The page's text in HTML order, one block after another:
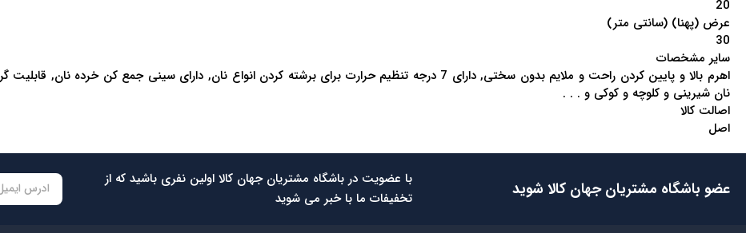
20
عرض (پهنا) (سانتی متر)
30
سایر مشخصات
اهرم بالا و پایین کردن راحت و ملایم بدون سختی, دارای 7 درجه تنظیم حرارت برای برشته کردن انواع نان, دارای سینی
نان شیرینی و کلوچه و کوکی و . . .
اصالت کالا
اصل
عضو باشگاه مشتریان جهان کالا شوید
با عضویت در باشگاه مشتریان جهان کالا اولین نفری باشید که از
تخفیفات ما با خبر می شوید